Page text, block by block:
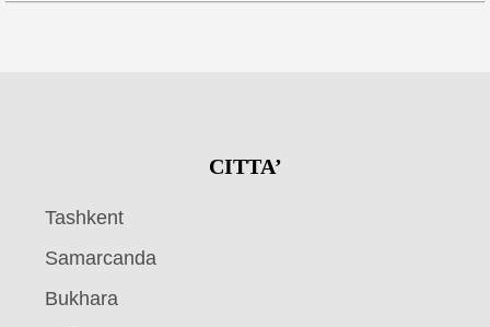
CITTA’
Tashkent
Samarcanda
Bukhara